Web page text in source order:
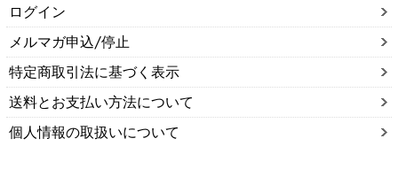
ログイン
メルマガ申込/停止
特定商取引法に基づく表示
送料とお支払い方法について
個人情報の取扱いについて